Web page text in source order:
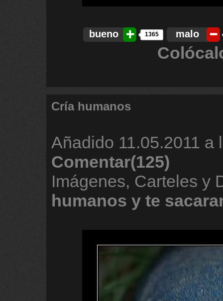
bueno 1365 malo
Cría humanos
Añadido 11.05.2011 a
Comentar(125)
Imágenes, Carteles y
humanos y te